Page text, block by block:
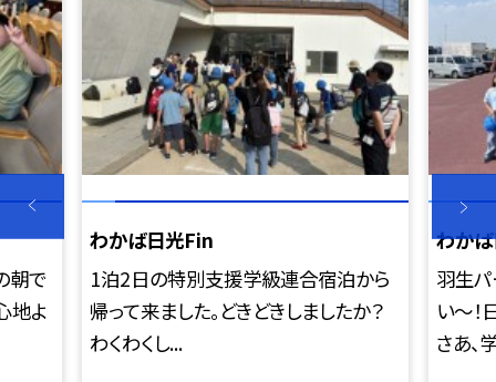
朝で
地よ
わかば日光Fin
1泊2日の特別支援学級連合宿泊から
帰って来ました。どきどきしましたか？
わくわくし...
わか
羽生パ
い〜！
さあ、